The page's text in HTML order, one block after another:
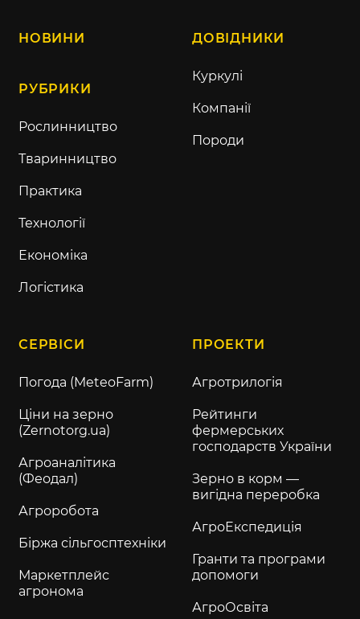
НОВИНИ
РУБРИКИ
Рослинництво
Тваринництво
Практика
Технології
Економіка
Логістика
ДОВІДНИКИ
Куркулі
Компанії
Породи
СЕРВІСИ
Погода (MeteoFarm)
Ціни на зерно
(Zernotorg.ua)
Агроаналітика
(Феодал)
Агроробота
Біржа сільгосптехніки
Маркетплейс
агронома
ПРОЕКТИ
Агротрилогія
Рейтинги
фермерських
господарств України
Зерно в корм —
вигідна переробка
АгроЕкспедиція
Гранти та програми
допомоги
АгроОсвіта